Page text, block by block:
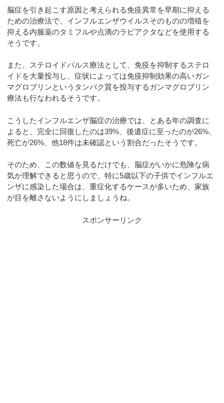
脳症を引き起こす原因と考えられる免疫異常を早期に抑える
ための治療法で、インフルエンザウイルスそのものの増殖を
抑える内服薬のタミフルや点滴のラピアクタなどを使用する
そうです。
また、ステロイドパルス療法として、免疫を抑制するステロ
イドを大量投与し、症状によっては免疫抑制効果の高いガン
マグロブリンというタンパク質を投与するガンマグロブリン
療法も行なわれるそうです。
こうしたインフルエンザ脳症の治療では、とある年の調査に
よると、完全に回復したのは39%、後遺症に至ったのが26%、
死亡が26%、他18件は未確認という割合だったそうです。
そのため、この数値を見るだけでも、脳症がいかに危険な病
気か理解できると思うので、特に5歳以下の子供でインフルエ
ンザに感染した場合は、重症化するケースが多いため、家族
が目を離さないようにしましょうね。
スポンサーリンク